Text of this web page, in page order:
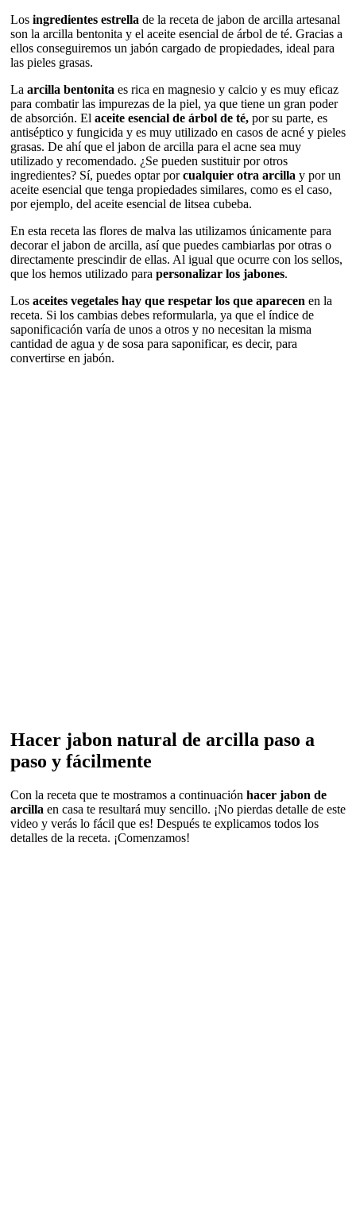
Los ingredientes estrella de la receta de jabon de arcilla artesanal
son la arcilla bentonita y el aceite esencial de árbol de té. Gracias a
ellos conseguiremos un jabón cargado de propiedades, ideal para
las pieles grasas.
La arcilla bentonita es rica en magnesio y calcio y es muy eficaz
para combatir las impurezas de la piel, ya que tiene un gran poder
de absorción. El aceite esencial de árbol de té, por su parte, es
antiséptico y fungicida y es muy utilizado en casos de acné y pieles
grasas. De ahí que el jabon de arcilla para el acne sea muy
utilizado y recomendado. ¿Se pueden sustituir por otros
ingredientes? Sí, puedes optar porcualquier otra arcilla y por un
aceite esencial que tenga propiedades similares, como es el caso,
por ejemplo, del aceite esencial de litsea cubeba.
En esta receta las flores de malva las utilizamos únicamente para
decorar el jabon de arcilla, así que puedes cambiarlas por otras o
directamente prescindir de ellas. Al igual que ocurre con los sellos,
que los hemos utilizado para personalizar los jabones.
Los aceites vegetales hay que respetar los que aparecen en la
receta. Si los cambias debes reformularla, ya que el índice de
saponificación varía de unos a otros y no necesitan la misma
cantidad de agua y de sosa para saponificar, es decir, para
convertirse en jabón.
Hacer jabon natural de arcilla paso a
paso y fácilmente
Con la receta que te mostramos a continuación hacer jabon de
arcilla en casa te resultará muy sencillo. ¡No pierdas detalle de este
video y verás lo fácil que es! Después te explicamos todos los
detalles de la receta. ¡Comenzamos!